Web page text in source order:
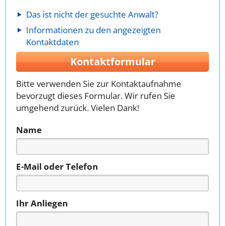
Das ist nicht der gesuchte Anwalt?
Informationen zu den angezeigten
Kontaktdaten
Kontaktformular
Bitte verwenden Sie zur Kontaktaufnahme
bevorzugt dieses Formular. Wir rufen Sie
umgehend zurück. Vielen Dank!
Name
E-Mail oder Telefon
Ihr Anliegen